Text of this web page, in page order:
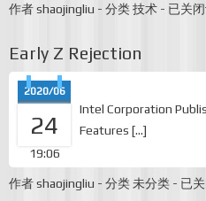
作者shaojingliu - 分类技术 -
用
已关
Early Z Rejection
2020/06
24
19:06
Intel Corporation
Features […]
作者shaojingliu - 分类未分类 - Early
已